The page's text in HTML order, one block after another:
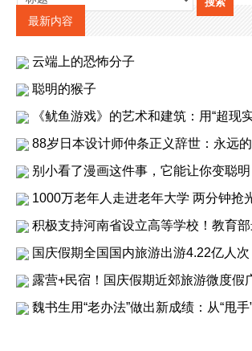
最新内容
云端上的恐怖分子
聪明的猴子
《鱿鱼游戏》的艺术和建筑：用“超现
88岁日本设计师仲条正义辞世：永远的
别小看了漫画这件事，它能让你变聪明
1000万老年人走进老年大学 两分钟抢
积极支持河南省设立高等学校！教育部
国庆假期全国国内旅游出游4.22亿人次
露营+民宿！国庆假期近郊旅游微度假
魏书生用“老办法”做出新成绩：从“甩手